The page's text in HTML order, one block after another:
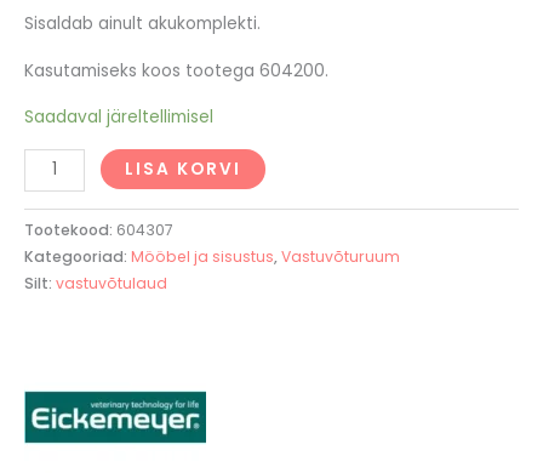
Sisaldab ainult akukomplekti.
Kasutamiseks koos tootega 604200.
Saadaval järeltellimisel
LISA KORVI
Tootekood: 604307
Kategooriad: Mööbel ja sisustus,Vastuvõturuum
Silt: vastuvõtulaud